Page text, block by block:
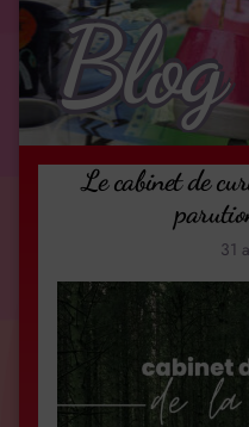
Blog
Le cabinet de
31